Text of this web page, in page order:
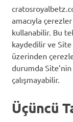
amacıyla
kullanabilir. Bu
kaydedilir ve Site
üzerinden
durumda
çalışmayabilir.
Üçüncü